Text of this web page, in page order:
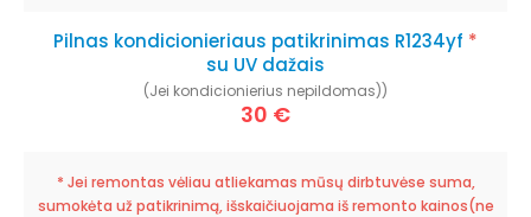
Pilnas kondicionieriaus patikrinimas R1234yf *
su UV dažais
(Jei kondicionierius nepildomas))
30 €
* Jei remontas vėliau atliekamas mūsų dirbtuvėse suma,
sumokėta už patikrinimą, išskaičiuojama iš remonto kainos(ne